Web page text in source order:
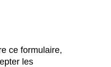
ce formulaire,
les